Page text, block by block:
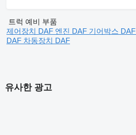
트럭 예비 부품
제어장치 DAF 엔진 DAF 기어박스 DAF
DAF 차동장치 DAF
유사한 광고